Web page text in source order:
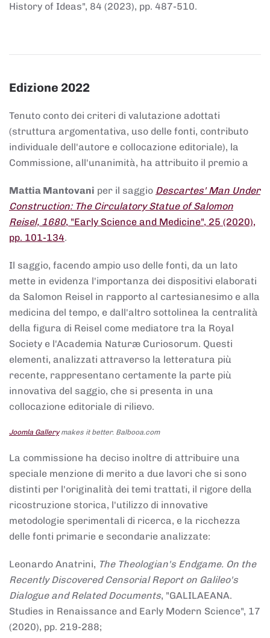
History of Ideas", 84 (2023), pp. 487-510.
Edizione 2022
Tenuto conto dei criteri di valutazione adottati
(struttura argomentativa, uso delle fonti, contributo
individuale dell'autore e collocazione editoriale), la
Commissione, all'unanimità, ha attribuito il premio a
Mattia Mantovani per il saggio Descartes' Man Under
Construction: The Circulatory Statue of Salomon
Reisel, 1680, "Early Science and Medicine", 25 (2020),
pp. 101-134.
Il saggio, facendo ampio uso delle fonti, da un lato
mette in evidenza l'importanza dei dispositivi elaborati
da Salomon Reisel in rapporto al cartesianesimo e alla
medicina del tempo, e dall'altro sottolinea la centralità
della figura di Reisel come mediatore tra la Royal
Society e l'Academia Naturæ Curiosorum. Questi
elementi, analizzati attraverso la letteratura più
recente, rappresentano certamente la parte più
innovativa del saggio, che si presenta in una
collocazione editoriale di rilievo.
Joomla Gallerymakes it better. Balbooa.com
La commissione ha deciso inoltre di attribuire una
speciale menzione di merito a due lavori che si sono
distinti per l'originalità dei temi trattati, il rigore della
ricostruzione storica, l'utilizzo di innovative
metodologie sperimentali di ricerca, e la ricchezza
delle fonti primarie e secondarie analizzate:
Leonardo Anatrini, The Theologian's Endgame. On the
Recently Discovered Censorial Report on Galileo's
Dialogue and Related Documents, "GALILAEANA.
Studies in Renaissance and Early Modern Science", 17
(2020), pp. 219-288;